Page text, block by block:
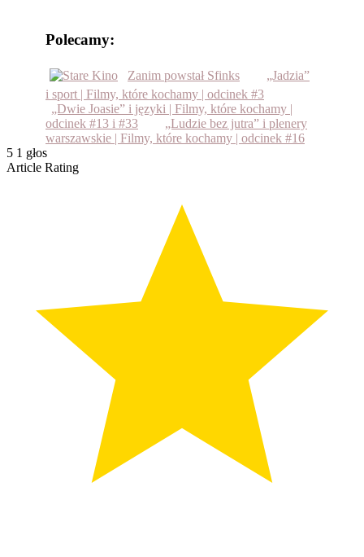
Polecamy:
Zanim powstał Sfinks
„Jadzia”
i sport | Filmy, które kochamy | odcinek #3
„Dwie Joasie” i języki | Filmy, które kochamy |
odcinek #13 i #33
„Ludzie bez jutra” i plenery
warszawskie | Filmy, które kochamy | odcinek #16
5 1 głos
Article Rating